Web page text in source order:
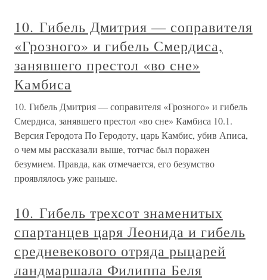
10. Гибель Дмитрия — соправителя
«Грозного» и гибель Смердиса,
занявшего престол «во сне»
Камбиса
10. Гибель Дмитрия — соправителя «Грозного» и гибель
Смердиса, занявшего престол «во сне» Камбиса 10.1.
Версия Геродота По Геродоту, царь Камбис, убив Аписа,
о чем мы рассказали выше, тотчас был поражен
безумием. Правда, как отмечается, его безумство
проявлялось уже раньше.
10. Гибель трехсот знаменитых
спартанцев царя Леонида и гибель
средневекового отряда рыцарей
ландмаршала Филиппа Беля